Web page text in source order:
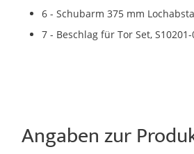
6 - Schubarm 375 mm
7 - Beschlag für Tor Set, S10201-
Angaben zur